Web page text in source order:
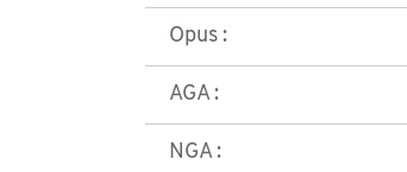
Opus :
AGA :
NGA :